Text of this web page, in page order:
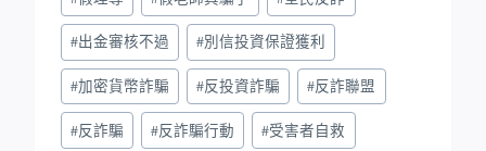
#出金審核不過 #別信投資保證獲利
#加密貨幣詐騙 #反投資詐騙 #反詐聯盟
#反詐騙 #反詐騙行動 #受害者自救